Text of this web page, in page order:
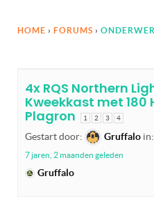
HOME › FORUMS ›
4x RQS Northern
Kweekkast met 180
Plagron
1 2 3 4
Gestart door: Gruffalo in:
7 jaren, 2 maanden geleden
Gruffalo